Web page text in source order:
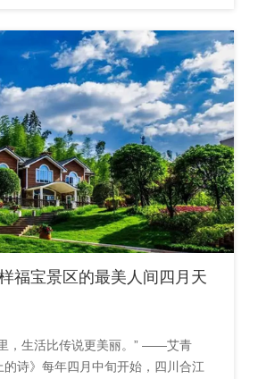
福宝景区的最美人间四月天
，生活比传说更美丽。” ——艾青
的诗》每年四月中旬开始，四川合江